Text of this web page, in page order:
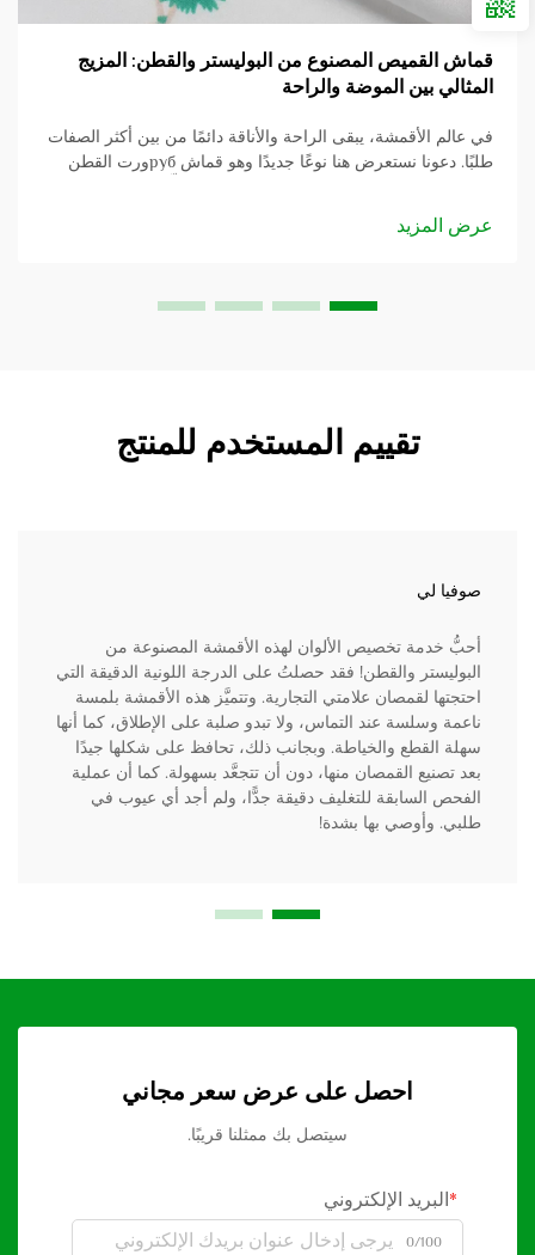
قماش القميص المصنوع من البوليستر والقطن: المزيج
المثالي بين الموضة والراحة
في عالم الأقمشة، يبقى الراحة والأناقة دائمًا من بين أكثر الصفات
طلبًا. دعونا نستعرض هنا نوعًا جديدًا وهو قماش рубورت القطن
عرض المزيد
تقييم المستخدم للمنتج
صوفيا لي
أحبُّ خدمة تخصيص الألوان لهذه الأقمشة المصنوعة من
البوليستر والقطن! فقد حصلتُ على الدرجة اللونية الدقيقة التي
احتجتها لقمصان علامتي التجارية. وتتميَّز هذه الأقمشة بلمسة
ناعمة وسلسة عند التماس، ولا تبدو صلبة على الإطلاق، كما أنها
سهلة القطع والخياطة. وبجانب ذلك، تحافظ على شكلها جيدًا
بعد تصنيع القمصان منها، دون أن تتجعَّد بسهولة. كما أن عملية
الفحص السابقة للتغليف دقيقة جدًّا، ولم أجد أي عيوب في
طلبي. وأوصي بها بشدة!
احصل على عرض سعر مجاني
سيتصل بك ممثلنا قريبًا.
البريد الإلكتروني
0/100